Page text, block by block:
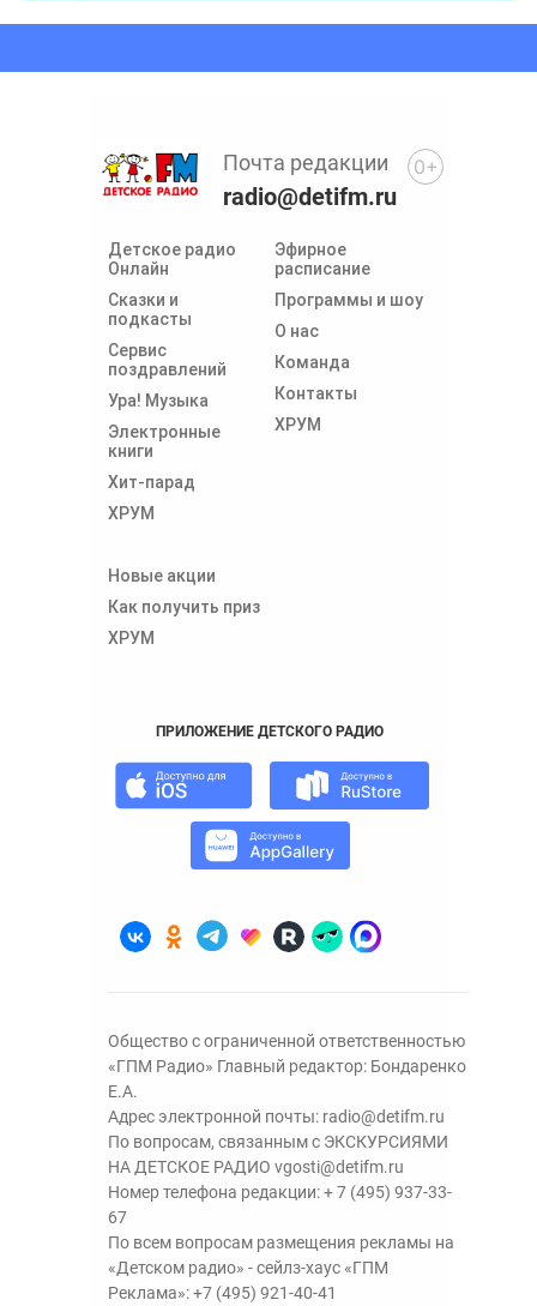
Детское радио
Онлайн
Сказки и
подкасты
Сервис
поздравлений
Ура! Музыка
Электронные
книги
Хит-парад
ХРУМ
Эфирное
расписание
Программы и шоу
О нас
Команда
Контакты
ХРУМ
Новые акции
Как получить приз
ХРУМ
Почта редакции
radio@detifm.ru
ПРИЛОЖЕНИЕ ДЕТСКОГО РАДИО
0+
Общество с ограниченной ответственностью
«ГПМ Радио» Главный редактор: Бондаренко
Е.А.
Адрес электронной почты: radio@detifm.ru
По вопросам, связанным с ЭКСКУРСИЯМИ
НА ДЕТСКОЕ РАДИО vgosti@detifm.ru
Номер телефона редакции:+ 7 (495) 937-33-
67
По всем вопросам размещения рекламы на
«Детском радио» - сейлз-хаус «ГПМ
Реклама»:+7 (495) 921-40-41